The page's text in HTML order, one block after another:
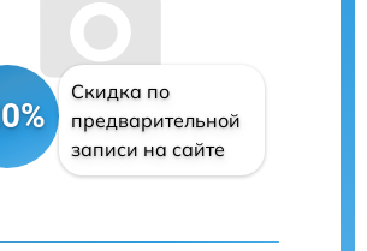
Скидка по
предварительной
записи на сайте